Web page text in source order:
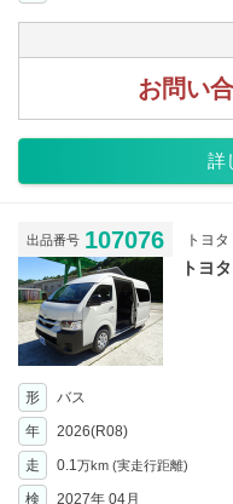
お問い
詳
出品番号 107076 トヨタ
トヨ
形 バス
年
2026(R08)
走 0.1万km (実走行距離)
検
2027年 04月